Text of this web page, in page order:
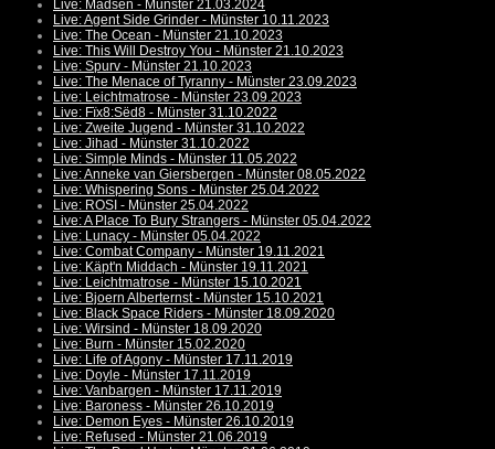
Live: Madsen - Münster 21.03.2024
Live: Agent Side Grinder - Münster 10.11.2023
Live: The Ocean - Münster 21.10.2023
Live: This Will Destroy You - Münster 21.10.2023
Live: Spurv - Münster 21.10.2023
Live: The Menace of Tyranny - Münster 23.09.2023
Live: Leichtmatrose - Münster 23.09.2023
Live: Fïx8:Sëd8 - Münster 31.10.2022
Live: Zweite Jugend - Münster 31.10.2022
Live: Jihad - Münster 31.10.2022
Live: Simple Minds - Münster 11.05.2022
Live: Anneke van Giersbergen - Münster 08.05.2022
Live: Whispering Sons - Münster 25.04.2022
Live: ROSI - Münster 25.04.2022
Live: A Place To Bury Strangers - Münster 05.04.2022
Live: Lunacy - Münster 05.04.2022
Live: Combat Company - Münster 19.11.2021
Live: Käpt'n Middach - Münster 19.11.2021
Live: Leichtmatrose - Münster 15.10.2021
Live: Bjoern Alberternst - Münster 15.10.2021
Live: Black Space Riders - Münster 18.09.2020
Live: Wirsind - Münster 18.09.2020
Live: Burn - Münster 15.02.2020
Live: Life of Agony - Münster 17.11.2019
Live: Doyle - Münster 17.11.2019
Live: Vanbargen - Münster 17.11.2019
Live: Baroness - Münster 26.10.2019
Live: Demon Eyes - Münster 26.10.2019
Live: Refused - Münster 21.06.2019